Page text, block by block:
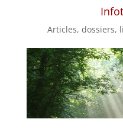
Articles, dossiers,